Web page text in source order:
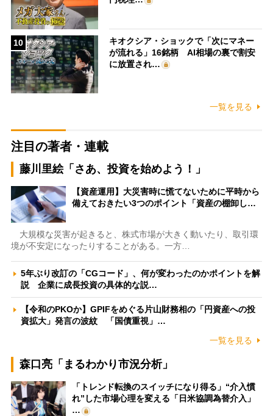
10
キオクシア・ショックで「次にマネー
が流れる」16銘柄 AI相場の裏で割安
に放置され…
一覧を見る
注目の著者・連載
藤川里絵「さあ、投資を始めよう！」
【資産運用】大災害時に慌てないために平時から
備えておきたい3つのポイント「資産の棚卸し…
大規模な災害が起きると、株式市場が大きく動いたり、取引環
境が不安定になったりすることがある。一方…
5年ぶり改訂の「CGコード」、何が変わったのかポイントを解
説 企業に成長投資の具体的な説…
【令和のPKOか】GPIFをめぐる片山財務相の「円資産への投
資拡大」発言の波紋 「国債重視」…
一覧を見る
森口亮「まるわかり市況分析」
「トレンド転換のスイッチになり得る」“介入慣
れ”した市場心理を変える「日米協調為替介入」
…